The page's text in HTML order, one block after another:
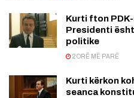
Kurti fton
Presidenti
politike
2 ORË MË PARË
Kurti kërkon
seanca